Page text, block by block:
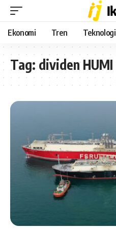
Ekonomi Tren Teknologi
Tag: dividen HUMI